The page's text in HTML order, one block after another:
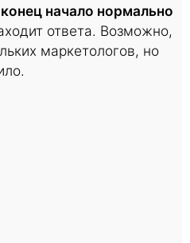
начало нормально
ответа. Возможно,
маркетологов, но